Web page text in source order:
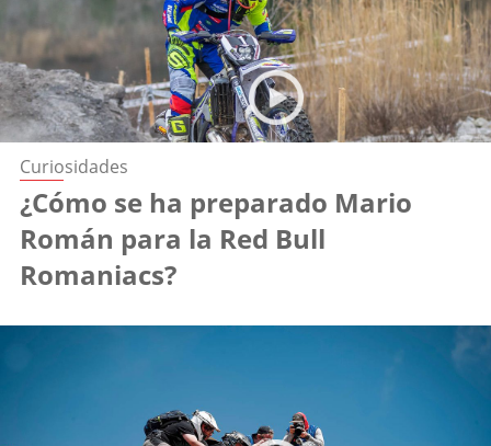
Curiosidades
¿Cómo se ha preparado Mario
Román para la Red Bull
Romaniacs?